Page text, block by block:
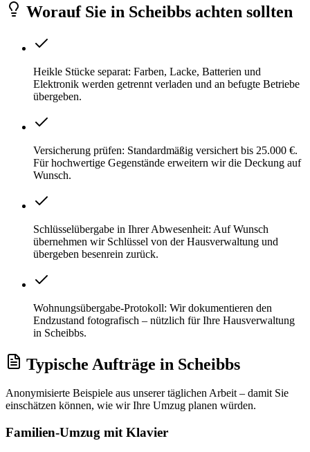
Worauf Sie in Scheibbs achten sollten
Heikle Stücke separat: Farben, Lacke, Batterien und
Elektronik werden getrennt verladen und an befugte Betriebe
übergeben.
Versicherung prüfen: Standardmäßig versichert bis 25.000 €.
Für hochwertige Gegenstände erweitern wir die Deckung auf
Wunsch.
Schlüsselübergabe in Ihrer Abwesenheit: Auf Wunsch
übernehmen wir Schlüssel von der Hausverwaltung und
übergeben besenrein zurück.
Wohnungsübergabe-Protokoll: Wir dokumentieren den
Endzustand fotografisch – nützlich für Ihre Hausverwaltung
in Scheibbs.
Typische Aufträge in Scheibbs
Anonymisierte Beispiele aus unserer täglichen Arbeit – damit Sie
einschätzen können, wie wir Ihre Umzug planen würden.
Familien-Umzug mit Klavier